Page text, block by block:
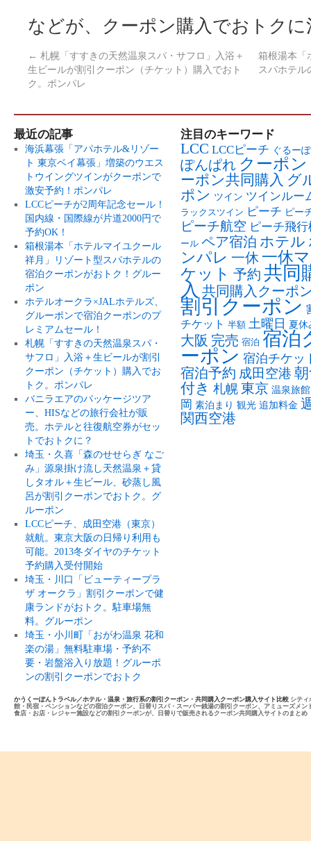
などが、クーポン購入でおトク
← 札幌「すすきの天然温泉スパ・サフロ」入浴＋
生ビールが割引クーポン（チケット）購入でおト
ク。ポンパレ
箱根湯本「
スパホテル
最近の記事
海浜幕張「アパホテル&リゾー
ト 東京ベイ幕張」増築のウエス
トウイングツインがクーポンで
激安予約！ポンパレ
LCCピーチが2周年記念セール！
国内線・国際線が片道2000円で
予約OK！
箱根湯本「ホテルマイユクール
祥月」リゾート型スパホテルの
宿泊クーポンがおトク！グルー
ポン
ホテルオークラ×JALホテルズ、
グルーポンで宿泊クーポンのプ
レミアムセール！
札幌「すすきの天然温泉スパ・
サフロ」入浴＋生ビールが割引
クーポン（チケット）購入でお
トク。ポンパレ
バニラエアのパッケージツア
ー、HISなどの旅行会社が販
売。ホテルと往復航空券がセッ
トでおトクに？
埼玉・久喜「森のせせらぎ なご
み」源泉掛け流し天然温泉＋貸
しタオル＋生ビール、砂蒸し風
呂が割引クーポンでおトク。グ
ルーポン
LCCピーチ、成田空港（東京）
就航。東京大阪の日帰り利用も
可能。2013冬ダイヤのチケット
予約購入受付開始
埼玉・川口「ビューティープラ
ザ オークラ」割引クーポンで健
康ランドがおトク。駐車場無
料。グルーポン
埼玉・小川町「おがわ温泉 花和
楽の湯」無料駐車場・予約不
要・岩盤浴入り放題！グルーポ
ンの割引クーポンでおトク
注目のキーワード
LCC LCCピーチ ぐるー
ぽんぱれ クーポン
ーポン共同購入 グ
ポン ツイン ツインルー
ラックスツイン ピーチ ピー
ピーチ航空 ピーチ飛行
ール ペア宿泊 ホテル
ンパレ 一休 一休
ケット 予約 共同
入 共同購入クーポ
割引クーポン
チケット 半額 土曜日 夏休
大阪 完売 宿泊 宿泊
ーポン 宿泊チケッ
宿泊予約 成田空港
付き 札幌 東京 温泉旅館
岡 素泊まり 観光 追加料金
関西空港
かうくーぽんトラベル／ホテル・温泉・旅行系の割引クーポン・共同購入クーポン購入サイト比較 シティ
館・民宿・ペンションなどの宿泊クーポン、日替りスパ・スーパー銭湯の割引クーポン、アミューズメ
食店・お店・レジャー施設などの割引クーポンが、日替りで販売されるクーポン共同購入サイトのまとめ